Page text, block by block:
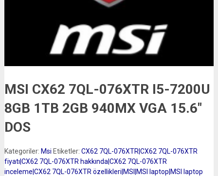
MSI CX62 7QL-076XTR I5-7200U
8GB 1TB 2GB 940MX VGA 15.6″
DOS
Kategoriler: Msi Etiketler: CX62 7QL-076XTR|CX62 7QL-076XTR
fiyatı|CX62 7QL-076XTR hakkında|CX62 7QL-076XTR
inceleme|CX62 7QL-076XTR özellikleri|MSI|MSI laptop|MSI laptop